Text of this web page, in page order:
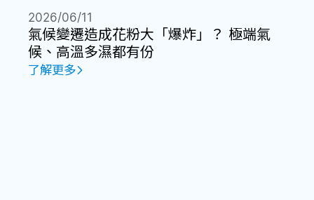
氣候變遷造成花粉大「爆炸」？ 極端氣
候、高溫多濕都有份
2026/06/11
了解更多